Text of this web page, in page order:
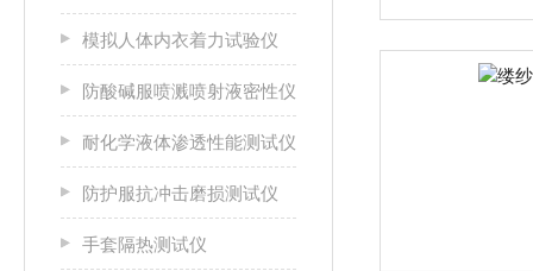
模拟人体内衣着力试验仪
防酸碱服喷溅喷射液密性仪
耐化学液体渗透性能测试仪
防护服抗冲击磨损测试仪
手套隔热测试仪